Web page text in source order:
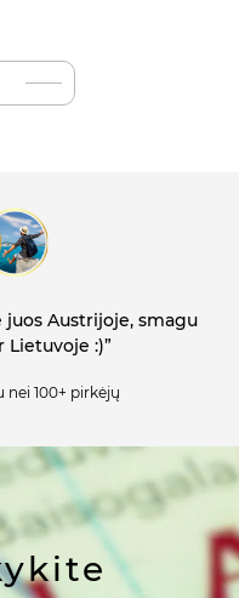
juos Austrijoje, smagu
:)”
nei 100+ pirkėjų